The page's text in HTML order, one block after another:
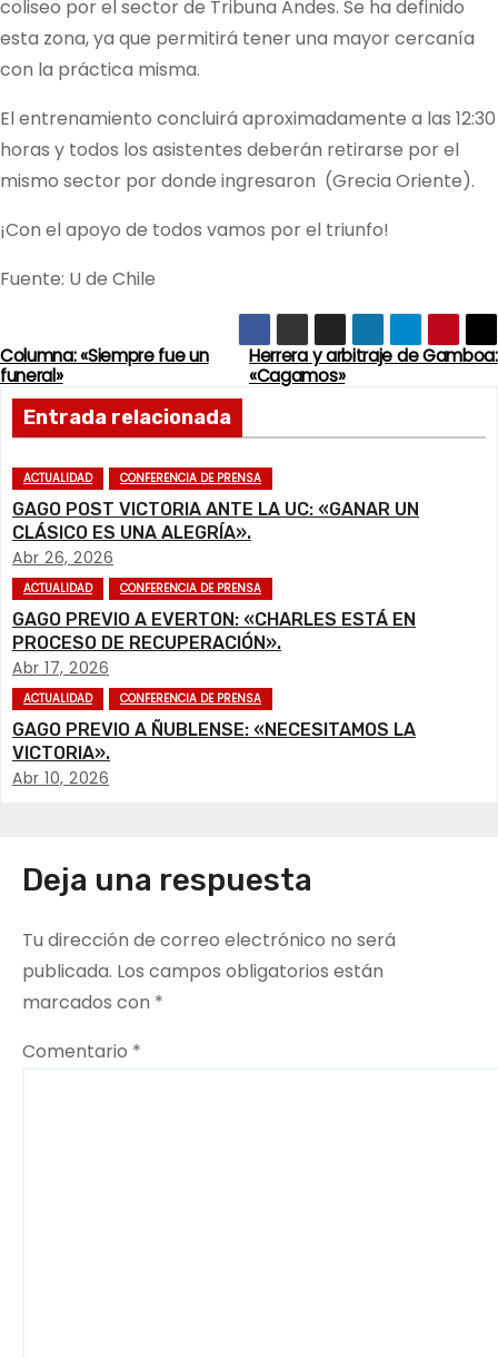
coliseo por el sector de Tribuna Andes. Se ha definido
esta zona, ya que permitirá tener una mayor cercanía
con la práctica misma.
El entrenamiento concluirá aproximadamente a las 12:30
horas y todos los asistentes deberán retirarse por el
mismo sector por donde ingresaron (Grecia Oriente).
¡Con el apoyo de todos vamos por el triunfo!
Fuente: U de Chile
N
v
e
g
a
c
ó
n
Herrera y arbitraje de Gamboa:
«Cagamos»
Columna: «Siempre fue un
funeral»
Entrada relacionada
ACTUALIDAD CONFERENCIA DE PRENSA
GAGO POST VICTORIA ANTE LA UC: «GANAR UN
CLÁSICO ES UNA ALEGRÍA».
Abr 26, 2026
ACTUALIDAD CONFERENCIA DE PRENSA
GAGO PREVIO A EVERTON: «CHARLES ESTÁ EN
PROCESO DE RECUPERACIÓN».
Abr 17, 2026
ACTUALIDAD CONFERENCIA DE PRENSA
GAGO PREVIO A ÑUBLENSE: «NECESITAMOS LA
VICTORIA».
Abr 10, 2026
Deja una respuesta
Tu dirección de correo electrónico no será
publicada. Los campos obligatorios están
marcados con *
Comentario *